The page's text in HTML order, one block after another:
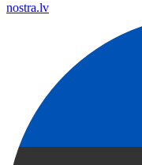
nostra.lv